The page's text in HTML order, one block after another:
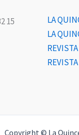
15
LA
LA
Copyright © La